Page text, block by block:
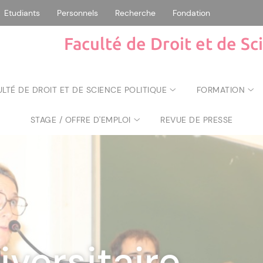
Etudiants Personnels Recherche Fondation
Faculté de Droit et de
DE DROIT ET DE SCIENCE POLITIQUE FORMATION
STAGE / OFFRE D'EMPLOI REVUE DE PRESSE